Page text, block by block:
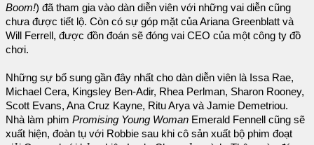
Boom!) đã tham gia vào dàn diễn viên với những vai diễn cũng
chưa được tiết lộ. Còn có sự góp mặt của Ariana Greenblatt và
Will Ferrell, được đồn đoán sẽ đóng vai CEO của một công ty đồ
chơi.
Những sự bổ sung gần đây nhất cho dàn diễn viên là Issa Rae,
Michael Cera, Kingsley Ben-Adir, Rhea Perlman, Sharon Rooney,
Scott Evans, Ana Cruz Kayne, Ritu Arya và Jamie Demetriou.
Nhà làm phim Promising Young Woman Emerald Fennell cũng sẽ
xuất hiện, đoàn tụ với Robbie sau khi cô sản xuất bộ phim đoạt